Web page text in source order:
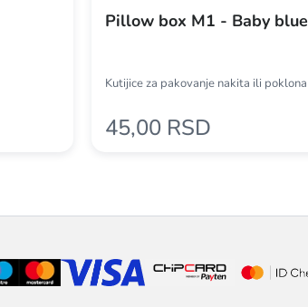
Pillow box M1 - Baby blue
Kutijice za pakovanje nakita ili poklona
45,00 RSD